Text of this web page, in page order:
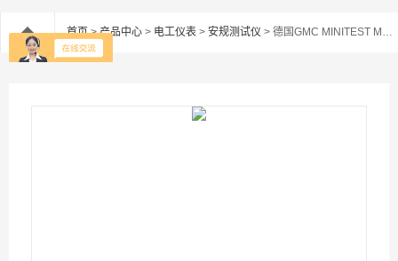
首页>产品中心 > 电工仪表 > 安规测试仪 > 德国GMC MINITEST MASTER安规测试仪